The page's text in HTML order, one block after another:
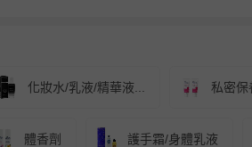
化妝水/乳液/精華液... 私密保
體香劑 護手霜/身體乳液